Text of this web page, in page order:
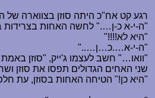
רגע קט אח"כ היתה סוזן בצווארה של
"ה-י-א כ-ן…." לחשה האחות בצרידות
"היא לא!!!!"
"ה-י-א….כ…ן…
.."
"וואו…" חשב לעצמו ג'ייק, "סוזן
שני האחים הגדולים תפסו את סוזן
"היא כן!" הטיחה האחות בסוזן, עת